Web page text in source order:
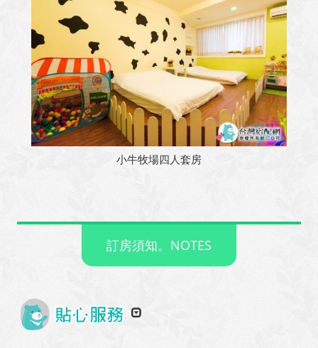
小牛牧場四人套房
訂房須知。NOTES